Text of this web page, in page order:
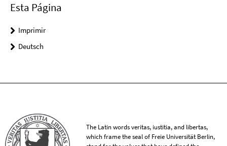
Esta Página
Imprimir
Deutsch
The Latin words veritas, iustitia, and libertas,
which frame the seal of Freie Universität Berlin,